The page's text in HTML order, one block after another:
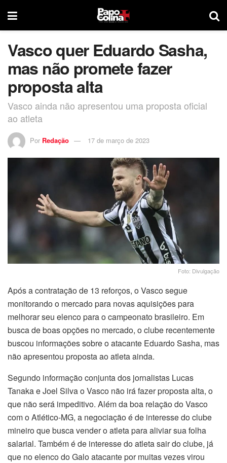
Vasco quer Eduardo Sasha,
mas não promete fazer
proposta alta
Vasco ainda não apresentou uma proposta oficial
ao atleta
Por Redação 17 de março de 2023
Foto: Divulgação
Após a contratação de 13 reforços, o Vasco segue
monitorando o mercado para novas aquisições para
melhorar seu elenco para o campeonato brasileiro. Em
busca de boas opções no mercado, o clube recentemente
buscou informações sobre o atacante Eduardo Sasha, mas
não apresentou proposta ao atleta ainda.
Segundo informação conjunta dos jornalistas Lucas
Tanaka e Joel Silva o Vasco não irá fazer proposta alta, o
que não será impeditivo. Além da boa relação do Vasco
com o Atlético-MG, a negociação é de interesse do clube
mineiro que busca vender o atleta para aliviar sua folha
salarial. Também é de interesse do atleta sair do clube, já
que no elenco do Galo atacante por muitas vezes virou